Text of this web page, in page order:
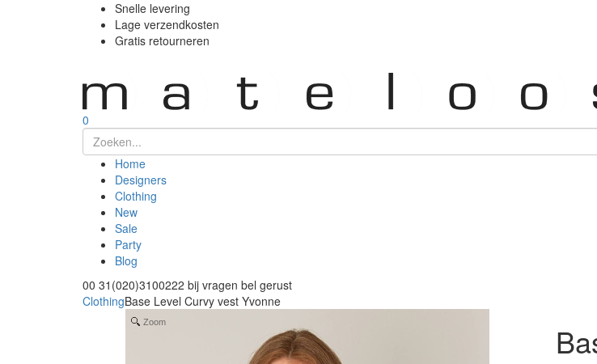
Snelle levering
Lage verzendkosten
Gratis retourneren
0
Home
Designers
Clothing
New
Sale
Party
Blog
00 31(020)3100222 bij vragen bel gerust
ClothingBase Level Curvy vest Yvonne
Zoom